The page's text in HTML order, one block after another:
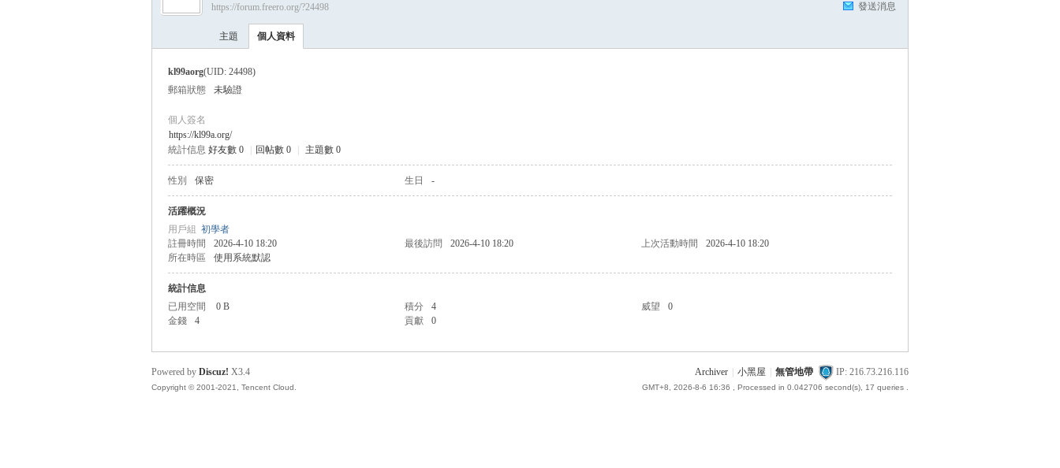
›
發送消息
https://forum.freero.org/?24498
主題 個人資料
kl99aorg(UID: 24498)
郵箱狀態
未驗證
個人簽名
https://kl99a.org/
統計信息 好友數 0 回帖數 0 主題數 0
性別 保密 生日 -
活躍概況
用戶組 初學者
註冊時間
2026-4-10 18:20 最後訪問 2026-4-10 18:20 上次活動時間
2026-4-10 18:20
所在時區
使用系統默認
統計信息
已用空間
0 B 積分 4 威望
0
金錢
4 貢獻 0
Archiver 小黑屋 無管地帶 IP: 216.73.216.116
GMT+8, 2026-8-6 16:36 , Processed in 0.042706 second(s), 17 queries .
Powered by Discuz! X3.4
Copyright © 2001-2021, Tencent Cloud.